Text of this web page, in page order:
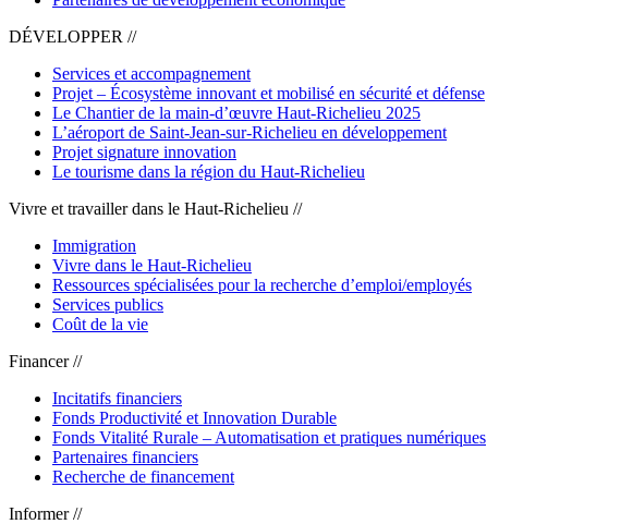
DÉVELOPPER //
Services et accompagnement
Projet – Écosystème innovant et mobilisé en sécurité et défense
Le Chantier de la main-d’œuvre Haut-Richelieu 2025
L’aéroport de Saint-Jean-sur-Richelieu en développement
Projet signature innovation
Le tourisme dans la région du Haut-Richelieu
Vivre et travailler dans le Haut-Richelieu //
Immigration
Vivre dans le Haut-Richelieu
Ressources spécialisées pour la recherche d’emploi/employés
Services publics
Coût de la vie
Financer //
Incitatifs financiers
Fonds Productivité et Innovation Durable
Fonds Vitalité Rurale – Automatisation et pratiques numériques
Partenaires financiers
Recherche de financement
Informer //